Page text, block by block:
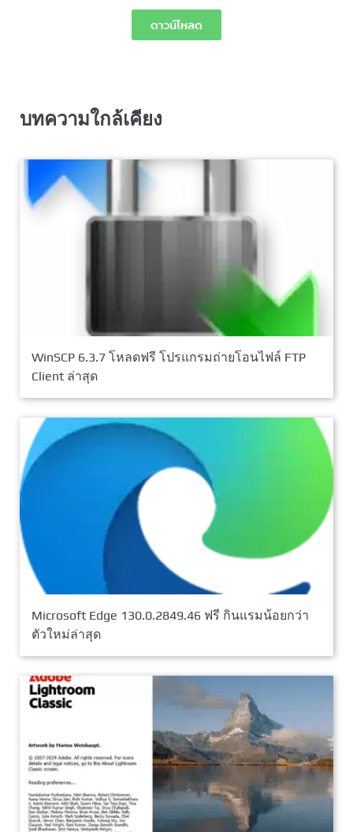
ดาวน์โหลด
บทความใกล้เคียง
WinSCP 6.3.7 โหลดฟรี โปรแกรมถ่ายโอนไฟล์ FTP
Client ล่าสุด
Microsoft Edge 130.0.2849.46 ฟรี กินแรมน้อยกว่า
ตัวใหม่ล่าสุด